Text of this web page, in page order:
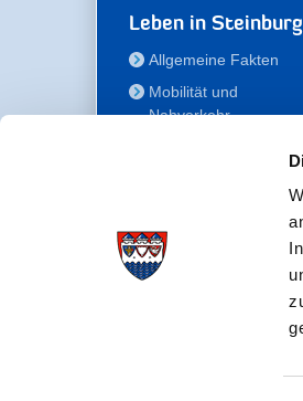
Leben in Steinburg
Allgemeine Fakten
Mobilität und
Nahverkehr
Gesundheit
Bildung